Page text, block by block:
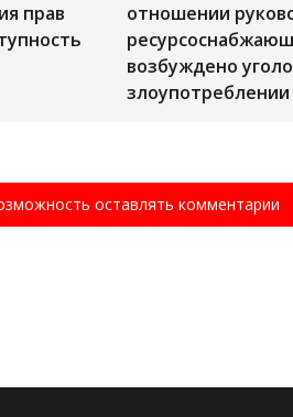
прав
отношении
возбуждено
оставлять комментарии